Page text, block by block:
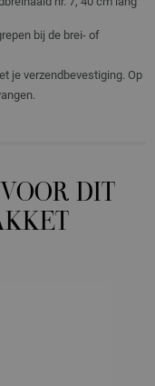
bij de brei- of
je verzendbevestiging. Op
DIT